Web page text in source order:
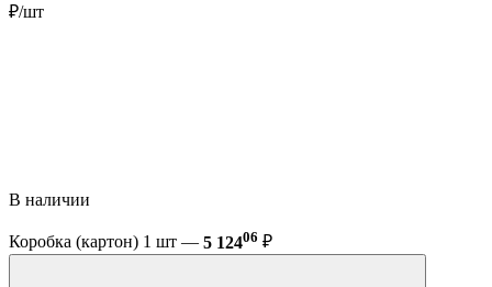
₽/шт
В наличии
Коробка (картон) 1 шт — 5 12406 ₽